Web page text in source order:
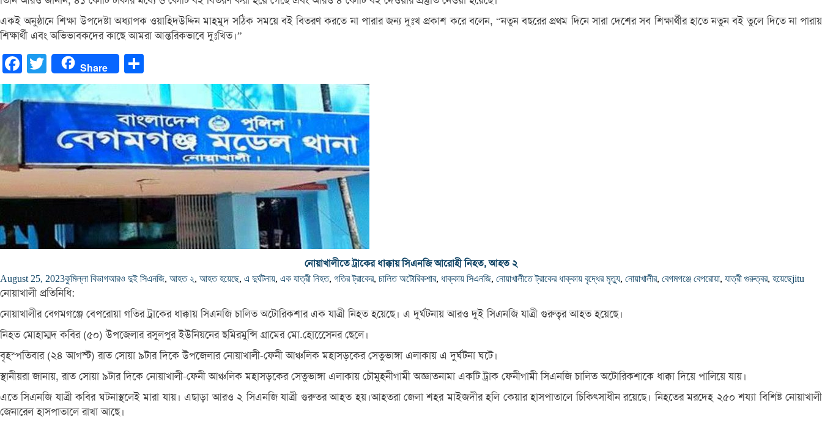
একই অনুষ্ঠানে শিক্ষা উপদেষ্টা অধ্যাপক ওয়াহিদউদ্দিন মাহমুদ সঠিক সময়ে বই বিতরণ করতে না পারার জন্য দুঃখ প্রকাশ করে বলেন, “নতুন বছরের প্রথম দিনে সারা দেশের সব শিক্ষার্থীর হাতে নতুন বই তুলে দিতে না পারায়
শিক্ষার্থী এবং অভিভাবকদের কাছে আমরা আন্তরিকভাবে দুঃখিত।”
FacebookTwitter Share
নোয়াখালীতে ট্রাকের ধাক্কায় সিএনজি আরোহী নিহত, আহত ২
August 25, 2023কুমিল্লা বিভাগআরও দুই সিএনজি, আহত ২, আহত হয়েছে, এ দুর্ঘটনায়, এক যাত্রী নিহত, গতির ট্রাকের, চালিত অটোরিকশার, ধাক্কায় সিএনজি, নোয়াখালীতে ট্রাকের ধাক্কায় বৃদ্ধের মৃত্যু, নোয়াখালীর, বেগমগঞ্জে বেপরোয়া, যাত্রী গুরুত্বর, হয়েছেjitu
নোয়াখালী প্রতিনিধি:
নোয়াখালীর বেগমগঞ্জে বেপরোয়া গতির ট্রাকের ধাক্কায় সিএনজি চালিত অটোরিকশার এক যাত্রী নিহত হয়েছে। এ দুর্ঘটনায় আরও দুই সিএনজি যাত্রী গুরুত্বর আহত হয়েছে।
নিহত মোহাম্মদ কবির (৫০) উপজেলার রসুলপুর ইউনিয়নের ছমিরমুন্সি গ্রামের মো.হোসেেেনর ছেলে।
বৃহস্পতিবার (২৪ আগস্ট) রাত সোয়া ৯টার দিকে উপজেলার নোয়াখালী-ফেনী আঞ্চলিক মহাসড়কের সেতুভাঙ্গা এলাকায় এ দুর্ঘটনা ঘটে।
স্থানীয়রা জানায়, রাত সোয়া ৯টার দিকে নোয়াখালী-ফেনী আঞ্চলিক মহাসড়কের সেতুভাঙ্গা এলাকায় চৌমুহনীগামী অজ্ঞাতনামা একটি ট্রাক ফেনীগামী সিএনজি চালিত অটোরিকশাকে ধাক্কা দিয়ে পালিয়ে যায়।
এতে সিএনজি যাত্রী কবির ঘটনাস্থলেই মারা যায়। এছাড়া আরও ২ সিএনজি যাত্রী গুরুতর আহত হয়।আহতরা জেলা শহর মাইজদীর হলি কেয়ার হাসপাতালে চিকিৎসাধীন রয়েছে। নিহতের মরদেহ ২৫০ শয্যা বিশিষ্ট নোয়াখালী
জেনারেল হাসপাতালে রাখা আছে।